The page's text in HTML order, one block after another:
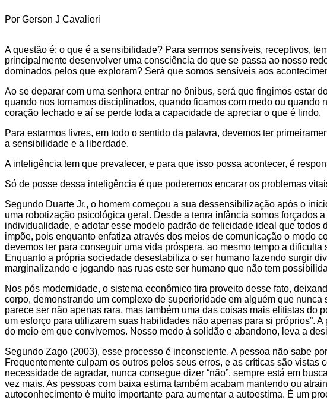
Por Gerson J Cavalieri
A questão é: o que é a sensibilidade? Para sermos sensíveis, receptivos,
principalmente desenvolver uma consciência do que se passa ao nosso
dominados pelos que exploram? Será que somos sensíveis aos
Ao se deparar com uma senhora entrar no ônibus, será que fingimos estar
quando nos tornamos disciplinados, quando ficamos com medo ou
coração fechado e aí se perde toda a capacidade de apreciar o que é lindo.
Para estarmos livres, em todo o sentido da palavra, devemos ter
a sensibilidade e a liberdade.
A inteligência tem que prevalecer, e para que isso possa acontecer, é
Só de posse dessa inteligência é que poderemos encarar os problemas
Segundo Duarte Jr., o homem começou a sua dessensibilização após o
uma robotização psicológica geral. Desde a tenra infância somos forçados
individualidade, e adotar esse modelo padrão de felicidade ideal que
impõe, pois enquanto enfatiza através dos meios de comunicação o modo
devemos ter para conseguir uma vida próspera, ao mesmo tempo a
Enquanto a própria sociedade desestabiliza o ser humano fazendo surgir
marginalizando e jogando nas ruas este ser humano que não tem
Nos pós modernidade, o sistema econômico tira proveito desse fato,
corpo, demonstrando um complexo de superioridade em alguém que
parece ser não apenas rara, mas também uma das coisas mais elitistas
um esforço para utilizarem suas habilidades não apenas para si próprios”.
do meio em que convivemos. Nosso medo à solidão e abandono, leva a
Segundo Zago (2003), esse processo é inconsciente. A pessoa não sabe
Frequentemente culpam os outros pelos seus erros, e as críticas são
necessidade de agradar, nunca consegue dizer “não”, sempre está em
vez mais. As pessoas com baixa estima também acabam mantendo ou
autoconhecimento é muito importante para aumentar a autoestima. É um